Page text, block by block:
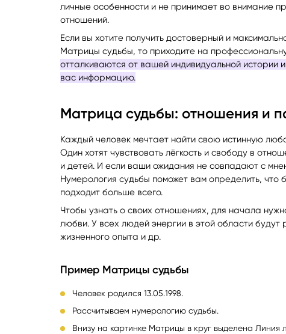
личные особенности и не принимает во внимание
отношений.
Если вы хотите получить достоверный и
Матрицы судьбы, то приходите на
отталкиваются от вашей индивидуальной истории
вас информацию.
Матрица судьбы: отношения и
Каждый человек мечтает найти свою истинную
Один хотят чувствовать лёгкость и свободу в
и детей. И если ваши ожидания не совпадают с
Нумерология судьбы поможет вам определить, что
подходит больше всего.
Чтобы узнать о своих отношениях, для начала
любви. У всех людей энергии в этой области
жизненного опыта и др.
Пример Матрицы судьбы
Человек родился 13.05.1998.
Рассчитываем нумерологию судьбы.
Внизу на картинке Матрицы в круг выделена Линия